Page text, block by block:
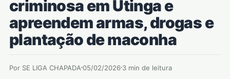
criminosa em Utinga e
apreendem armas, drogas e
plantação de maconha
Por SE LIGA CHAPADA 05/02/2026 3 min de leitura